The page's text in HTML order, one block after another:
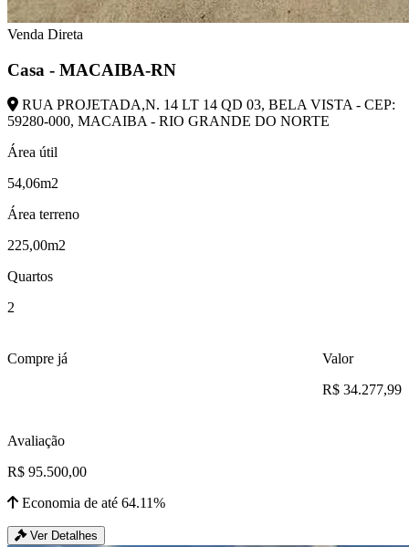
Venda Direta
Casa - MACAIBA-RN
RUA PROJETADA,N. 14 LT 14 QD 03, BELA VISTA - CEP:
59280-000, MACAIBA - RIO GRANDE DO NORTE
Área útil
54,06m2
Área terreno
225,00m2
Quartos
2
Compre já
Valor
R$ 34.277,99
Avaliação
R$ 95.500,00
Economia de até 64.11%
Ver Detalhes